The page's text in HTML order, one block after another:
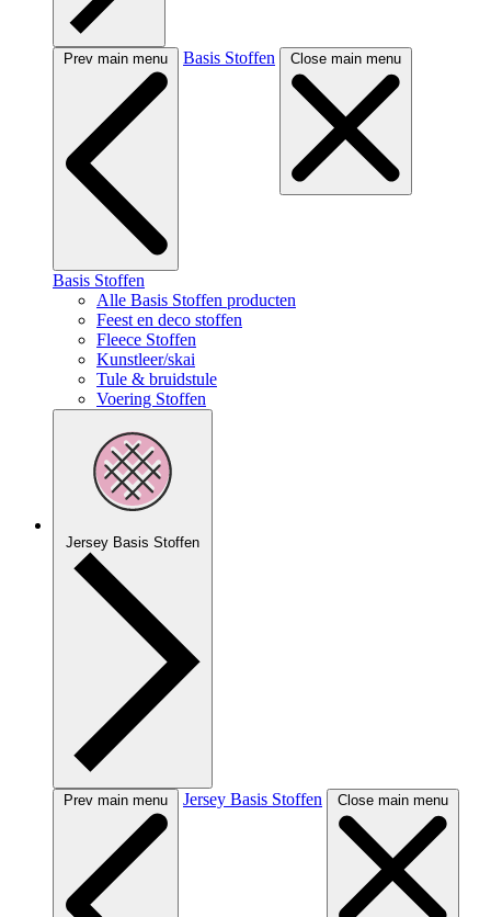
Prev main menu Basis Stoffen Close main menu
Basis Stoffen
Alle Basis Stoffen producten
Feest en deco stoffen
Fleece Stoffen
Kunstleer/skai
Tule & bruidstule
Voering Stoffen
Jersey Basis Stoffen
Prev main menu Jersey Basis Stoffen Close main menu